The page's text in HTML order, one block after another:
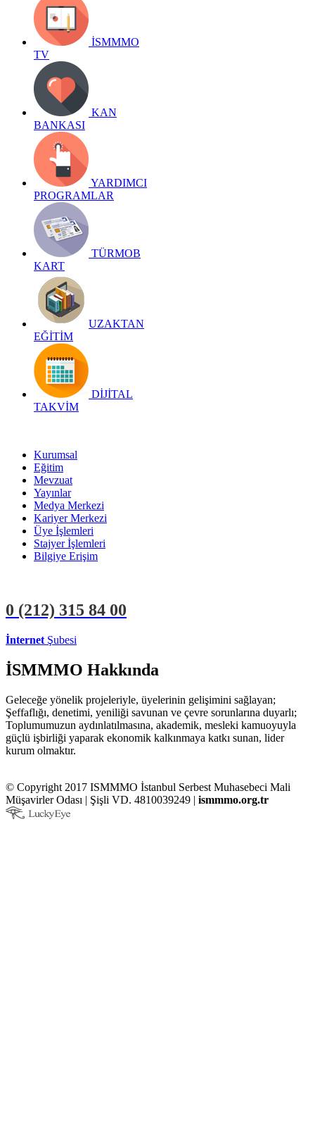
İSMMMO
TV
KAN
BANKASI
YARDIMCI
PROGRAMLAR
TÜRMOB
KART
UZAKTAN
EĞİTİM
DİJİTAL
TAKVİM
Kurumsal
Eğitim
Mevzuat
Yayınlar
Medya Merkezi
Kariyer Merkezi
Üye İşlemleri
Stajyer İşlemleri
Bilgiye Erişim
0 (212) 315 84 00
İnternet Şubesi
İSMMMO Hakkında
Geleceğe yönelik projeleriyle, üyelerinin gelişimini sağlayan;
Şeffaflığı, denetimi, yeniliği savunan ve çevre sorunlarına duyarlı;
Toplumumuzun aydınlatılmasına, akademik, mesleki kamuoyuyla
güçlü işbirliği yaparak ekonomik kalkınmaya katkı sunan, lider
kurum olmaktır.
© Copyright 2017 ISMMMO İstanbul Serbest Muhasebeci Mali
Müşavirler Odası | Şişli VD. 4810039249 | ismmmo.org.tr